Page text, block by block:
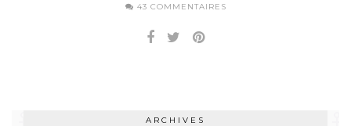
43 COMMENTAIRES
ARCHIVES